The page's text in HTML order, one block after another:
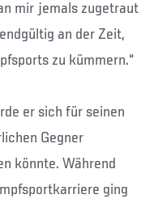
mir jemals zugetraut
an der Zeit,
zu kümmern.“
er sich für seinen
Gegner
könnte. Während
ging